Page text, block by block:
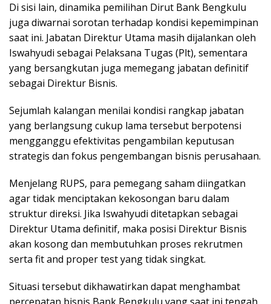
Di sisi lain, dinamika pemilihan Dirut Bank Bengkulu
juga diwarnai sorotan terhadap kondisi kepemimpinan
saat ini. Jabatan Direktur Utama masih dijalankan oleh
Iswahyudi sebagai Pelaksana Tugas (Plt), sementara
yang bersangkutan juga memegang jabatan definitif
sebagai Direktur Bisnis.
Sejumlah kalangan menilai kondisi rangkap jabatan
yang berlangsung cukup lama tersebut berpotensi
mengganggu efektivitas pengambilan keputusan
strategis dan fokus pengembangan bisnis perusahaan.
Menjelang RUPS, para pemegang saham diingatkan
agar tidak menciptakan kekosongan baru dalam
struktur direksi. Jika Iswahyudi ditetapkan sebagai
Direktur Utama definitif, maka posisi Direktur Bisnis
akan kosong dan membutuhkan proses rekrutmen
serta fit and proper test yang tidak singkat.
Situasi tersebut dikhawatirkan dapat menghambat